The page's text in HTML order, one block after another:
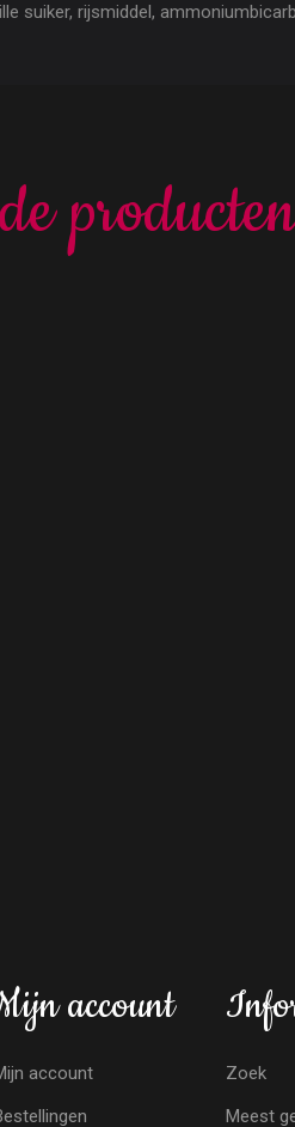
suiker, rijsmiddel,
account
account
Zoek
Meest